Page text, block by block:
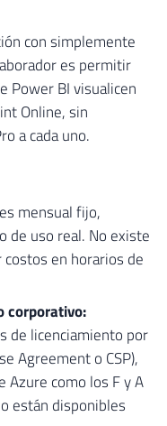
con simplemente
es permitir
Power BI visualicen
Online, sin
a cada uno.
mensual fijo,
de uso real. No existe
en horarios de
corporativo:
de licenciamiento por
Agreement o CSP),
como los F y A
están disponibles